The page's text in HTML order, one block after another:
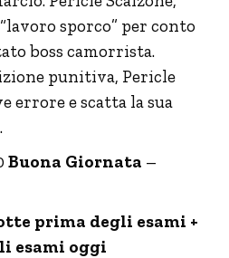
sporco” per conto
boss camorrista.
punitiva, Pericle
errore e scatta la sua
Buona Giornata –
prima degli esami +
esami oggi